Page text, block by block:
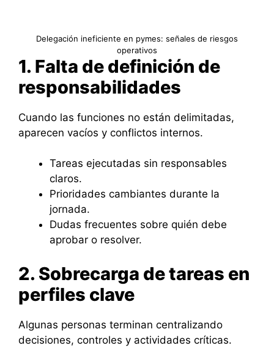
Delegación ineficiente en pymes: señales de riesgos
operativos
1. Falta de definición de
responsabilidades
Cuando las funciones no están delimitadas,
aparecen vacíos y conflictos internos.
Tareas ejecutadas sin responsables
claros.
Prioridades cambiantes durante la
jornada.
Dudas frecuentes sobre quién debe
aprobar o resolver.
2. Sobrecarga de tareas en
perfiles clave
Algunas personas terminan centralizando
decisiones, controles y actividades críticas.